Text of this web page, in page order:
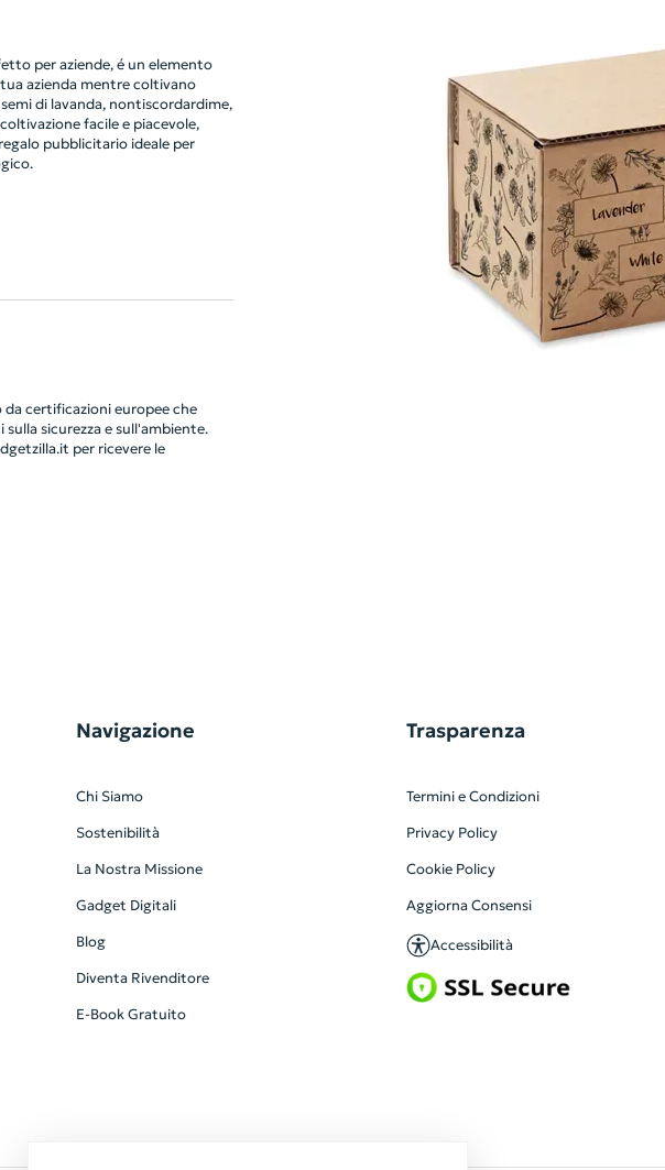
per aziende, é un elemento
azienda mentre coltivano
di lavanda, nontiscordardime,
facile e piacevole,
pubblicitario ideale per
certificazioni europee che
sicurezza e sull'ambiente.
per ricevere le
Navigazione
Chi Siamo
Sostenibilità
La Nostra Missione
Gadget Digitali
Blog
Diventa Rivenditore
E-Book Gratuito
Trasparenza
Termini e Condizioni
Privacy Policy
Cookie Policy
Aggiorna Consensi
Accessibilità